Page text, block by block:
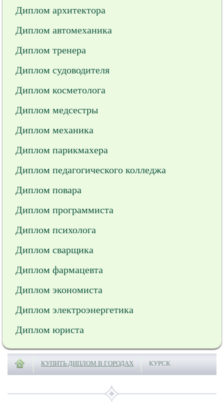
Диплом архитектора
Диплом автомеханика
Диплом тренера
Диплом судоводителя
Диплом косметолога
Диплом медсестры
Диплом механика
Диплом парикмахера
Диплом педагогического колледжа
Диплом повара
Диплом программиста
Диплом психолога
Диплом сварщика
Диплом фармацевта
Диплом экономиста
Диплом электроэнергетика
Диплом юриста
КУПИТЬ ДИПЛОМ В ГОРОДАХ КУРСК